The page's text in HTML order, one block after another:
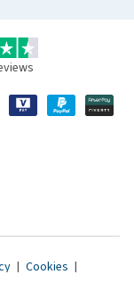
| Cookies |